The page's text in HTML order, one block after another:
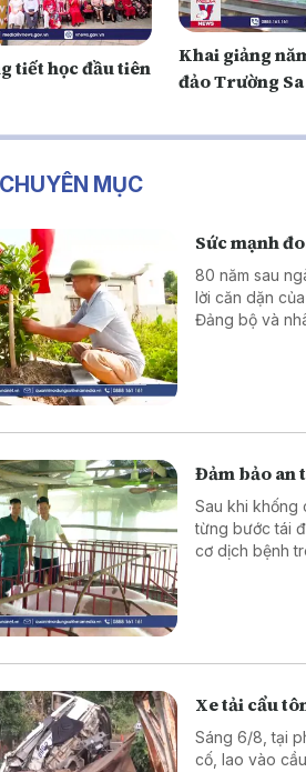
tiết học đầu tiên
Khai giảng
đảo Trường Sa
MỤC
Sức mạnh
80 năm sau
lời căn dặn
Đảng bộ và
Đảm bảo an
Sau khi khống
từng bước tái
cơ dịch bệnh
Xe tải cẩu
Sáng 6/8, tại
cố, lao vào